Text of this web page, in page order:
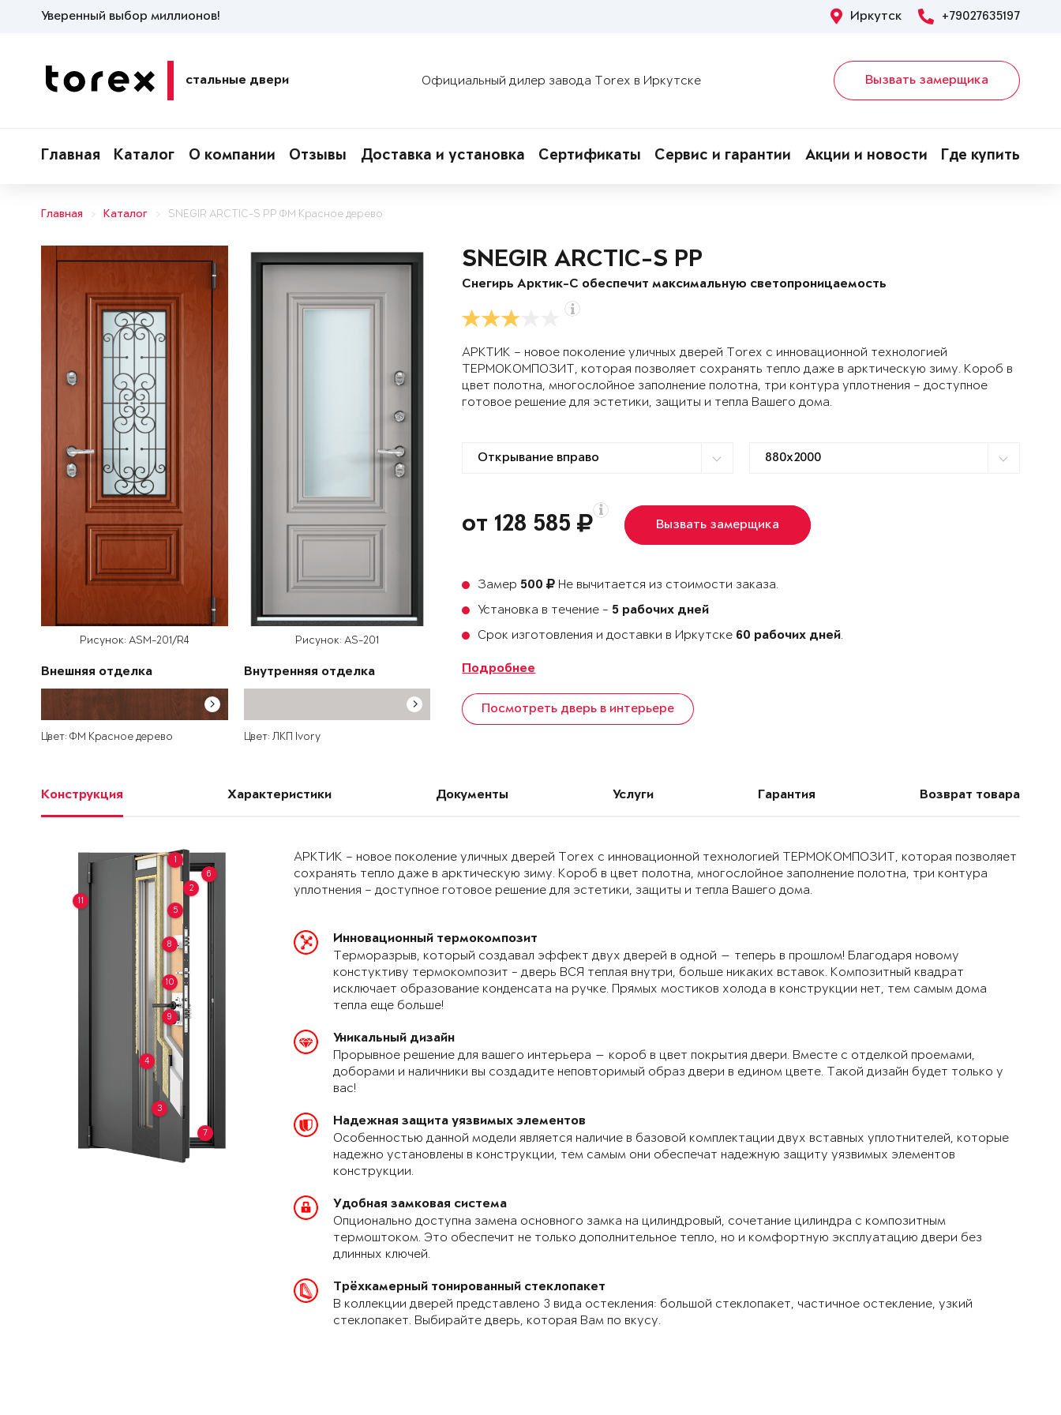
Уверенный выбор миллионов! Иркутск +79027635197
стальные двери Официальный дилер завода Torex в Иркутске Вызвать замерщика
Главная Каталог О компании Отзывы Доставка и установка Сертификаты Сервис и гарантии Акции и новости Где купить
Главная Каталог SNEGIR ARCTIC-S PP ФМ Красное дерево
Рисунок: ASM-201/R4
Внешняя отделка
Цвет: ФМ Красное дерево
Рисунок: AS-201
Внутренняя отделка
Цвет: ЛКП Ivory
SNEGIR ARCTIC-S PP
Снегирь Арктик-С обеспечит максимальную светопроницаемость
АРКТИК – новое поколение уличных дверей Torex с инновационной технологией
ТЕРМОКОМПОЗИТ, которая позволяет сохранять тепло даже в арктическую зиму. Короб в
цвет полотна, многослойное заполнение полотна, три контура уплотнения – доступное
готовое решение для эстетики, защиты и тепла Вашего дома.
от 128 585 Вызвать замерщика
Замер 500
Не вычитается из стоимости заказа.
Установка в течение - 5 рабочих дней
Срок изготовления и доставки в Иркутске 60 рабочих дней.
Подробнее
Посмотреть дверь в интерьере
Конструкция Характеристики Документы Услуги Гарантия Возврат товара
1
2
3
4
5
6
7
8
9
10
11
АРКТИК – новое поколение уличных дверей Torex с инновационной технологией ТЕРМОКОМПОЗИТ, которая позволяет
сохранять тепло даже в арктическую зиму. Короб в цвет полотна, многослойное заполнение полотна, три контура
уплотнения – доступное готовое решение для эстетики, защиты и тепла Вашего дома.
Инновационный термокомпозит
Терморазрыв, который создавал эффект двух дверей в одной — теперь в прошлом! Благодаря новому
констуктиву термокомпозит - дверь ВСЯ теплая внутри, больше никаких вставок. Композитный квадрат
исключает образование конденсата на ручке. Прямых мостиков холода в конструкции нет, тем самым дома
тепла еще больше!
Уникальный дизайн
Прорывное решение для вашего интерьера — короб в цвет покрытия двери. Вместе с отделкой проемами,
доборами и наличники вы создадите неповторимый образ двери в едином цвете. Такой дизайн будет только у
вас!
Надежная защита уязвимых элементов
Особенностью данной модели является наличие в базовой комплектации двух вставных уплотнителей, которые
надежно установлены в конструкции, тем самым они обеспечат надежную защиту уязвимых элементов
конструкции.
Удобная замковая система
Опционально доступна замена основного замка на цилиндровый, сочетание цилиндра с композитным
термоштоком. Это обеспечит не только дополнительное тепло, но и комфортную эксплуатацию двери без
длинных ключей.
Трёхкамерный тонированный стеклопакет
В коллекции дверей представлено 3 вида остекления: большой стеклопакет, частичное остекление, узкий
стеклопакет. Выбирайте дверь, которая Вам по вкусу.